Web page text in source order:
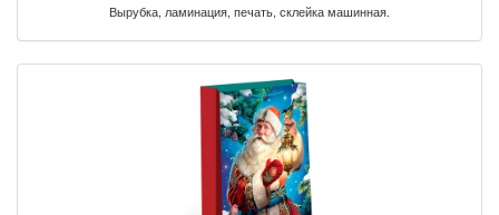
Вырубка, ламинация, печать, склейка машинная.